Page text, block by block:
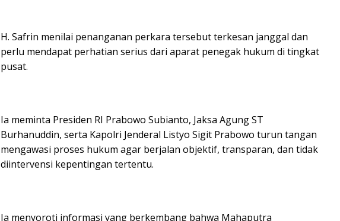
H. Safrin menilai penanganan perkara tersebut terkesan janggal dan
perlu mendapat perhatian serius dari aparat penegak hukum di tingkat
pusat.
Ia meminta Presiden RI Prabowo Subianto, Jaksa Agung ST
Burhanuddin, serta Kapolri Jenderal Listyo Sigit Prabowo turun tangan
mengawasi proses hukum agar berjalan objektif, transparan, dan tidak
diintervensi kepentingan tertentu.
Ia menyoroti informasi yang berkembang bahwa Mahaputra